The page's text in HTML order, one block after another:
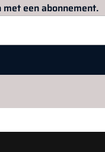
een abonnement.